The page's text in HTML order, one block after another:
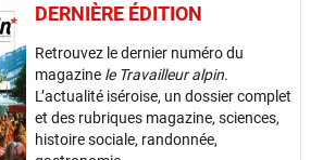
DERNIÈRE ÉDITION
Retrouvez le dernier numéro du
magazine le Travailleur alpin.
L’actualité iséroise, un dossier complet
et des rubriques magazine, sciences,
histoire sociale, randonnée,